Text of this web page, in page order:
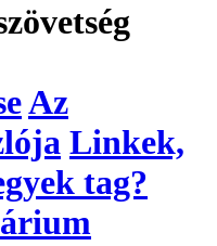
Az
Linkek,
tag?